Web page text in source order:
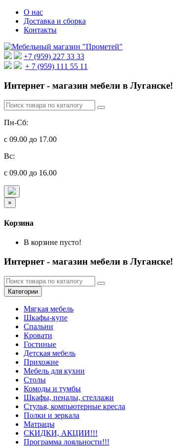
О нас
Доставка и сборка
Контакты
+7 (959) 227 33 33
+ 7 (959) 111 55 11
Интернет - магазин мебели в Луганске!
Пн-Сб:
с 09.00 до 17.00
Вс:
с 09.00 до 16.00
×
Корзина
В корзине пусто!
Интернет - магазин мебели в Луганске!
Категории
Мягкая мебель
Шкафы-купе
Спальни
Кровати
Гостиные
Детская мебель
Прихожие
Мебель для кухни
Столы
Комоды и тумбы
Шкафы, пеналы, стеллажи
Стулья, компьютерные кресла
Полки и зеркала
Матрацы
СКИДКИ, АКЦИИ!!!
Программа лояльности!!!